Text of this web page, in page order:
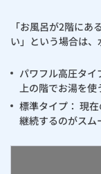
「お風呂が2階に
い」という場合は、
パワフル高圧タイ
上の階でお湯を使
標準タイプ： 現
継続するのがスム